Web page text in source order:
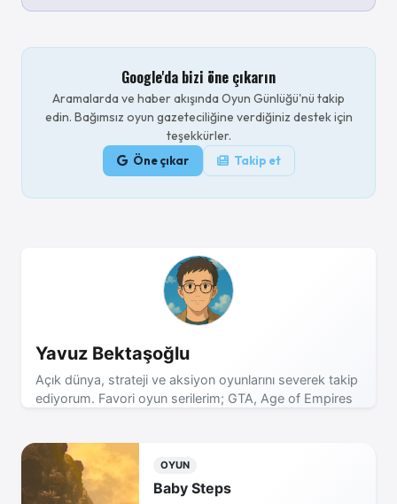
Google'da bizi öne çıkarın
Aramalarda ve haber akışında Oyun Günlüğü'nü takip
edin. Bağımsız oyun gazeteciliğine verdiğiniz destek için
teşekkürler.
Öne çıkar Takip et
Yavuz Bektaşoğlu
Açık dünya, strateji ve aksiyon oyunlarını severek takip
ediyorum. Favori oyun serilerim; GTA, Age of Empires
OYUN
Baby Steps